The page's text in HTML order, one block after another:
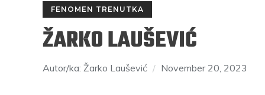
FENOMEN TRENUTKA
ŽARKO LAUŠEVIĆ
Autor/ka: Žarko Laušević November 20, 2023